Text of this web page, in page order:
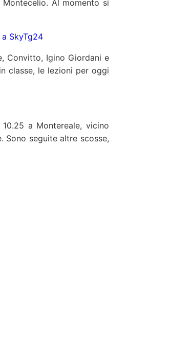
Al momento si
SkyTg24
Convitto, Igino Giordani e
classe, le lezioni per oggi
a Montereale, vicino
Sono seguite altre scosse,